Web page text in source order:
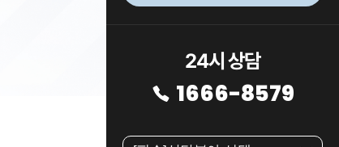
24시 상담
1666-8579